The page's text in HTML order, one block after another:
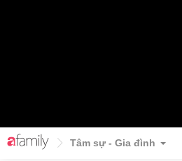
Tâm sự - Gia đình